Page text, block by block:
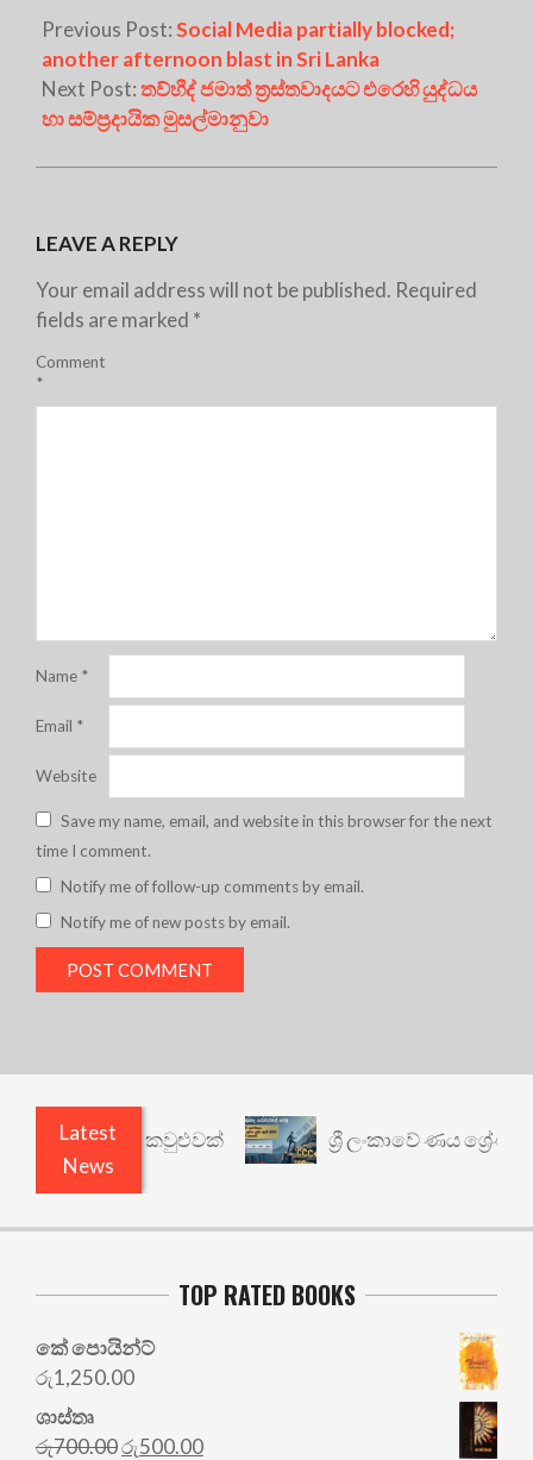
Previous Post:Social Media partially blocked;
another afternoon blast in Sri Lanka
Next Post:තව්හීද් ජමාත් ත්‍රස්තවාදයට එරෙහි යුද්ධය
හා සම්ප්‍රදායික මුසල්මානුවා
LEAVE A REPLY
Your email address will not be published. Required
fields are marked *
Comment
*
Name *
Email *
Website
Save my name, email, and website in this browser for the next
time I comment.
Notify me of follow-up comments by email.
Notify me of new posts by email.
Latest
News
කවුළුවක් ශ්‍රී ලංකාවේ ණය ශ්‍රේණිගත
TOP RATED BOOKS
කේ පොයින්ට්
රු1,250.00
ශාස්තෘ
රු700.00Original
රු500.00Current